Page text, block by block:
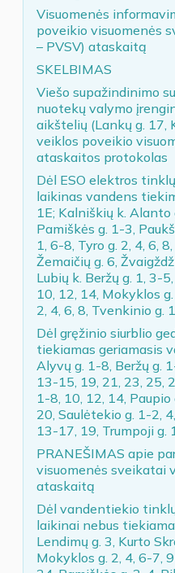
Visuomenės
poveikio visuomenės
– PVSV) ataskaitą
SKELBIMAS
Viešo supažindinimo
nuotekų valymo
aikštelių (Lankų g. 17,
veiklos poveikio
ataskaitos protokolas
Dėl ESO elektros
laikinas vandens
1E; Kalniškių k. Alanto
Pamiškės g. 1-3,
1, 6-8, Tyro g. 2, 4, 6,
Žemaičių g. 6,
Lubių k. Beržų g. 1, 3-
10, 12, 14, Mokyklos
2, 4, 6, 8, Tvenkinio g.
Dėl gręžinio siurblio
tiekiamas geriamasis
Alyvų g. 1-8, Beržų g.
13-15, 19, 21, 23, 25,
1-8, 10, 12, 14,
20, Saulėtekio g. 1-2,
13-17, 19, Trumpoji g.
PRANEŠIMAS apie
visuomenės sveikatai
ataskaitą
Dėl vandentiekio
laikinai nebus
Lendimų g. 3, Kurto
Mokyklos g. 2, 4, 6-7,